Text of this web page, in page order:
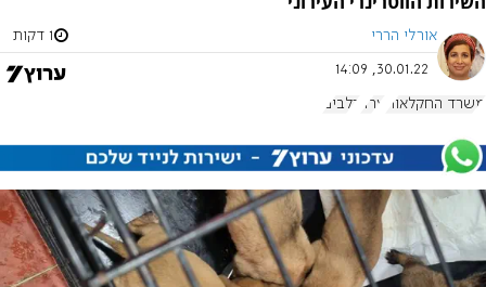
אורלי הררי 1 דקות
30.01.22, 14:09
משרד החקלאות ערד כלבים